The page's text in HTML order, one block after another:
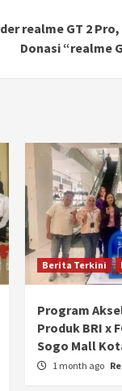
realme GT 2
Donasi “realme
Berita Terkini
Program
Produk BRI x
Sogo Mall
1 month ago
ONE – Perayaan
semakin istimewa